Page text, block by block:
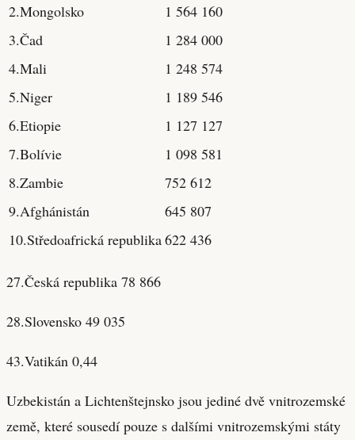
2.Mongolsko
1 564 160
3.Čad
1 284 000
4.Mali
1 248 574
5.Niger
1 189 546
6.Etiopie
1 127 127
7.Bolívie
1 098 581
8.Zambie
752 612
9.Afghánistán
645 807
10.Středoafrická republika622 436
27.Česká republika 78 866
28.Slovensko 49 035
43.Vatikán 0,44
Uzbekistán a Lichtenštejnsko jsou jediné dvě vnitrozemské
země, které sousedí pouze s dalšími vnitrozemskými státy